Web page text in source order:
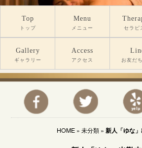
Top
トップ
Menu
メニュー セラピ
Gallery
ギャラリー
Access
アクセス お友だ
HOME» 未分類» 新人「ゆな」